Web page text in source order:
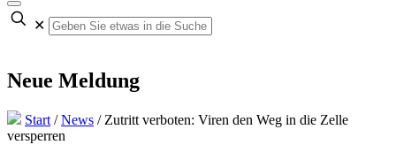
✕
Neue Meldung
Start /News / Zutritt verboten: Viren den Weg in die Zelle
versperren